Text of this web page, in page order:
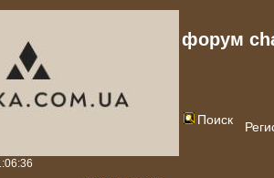
форум
Поиск